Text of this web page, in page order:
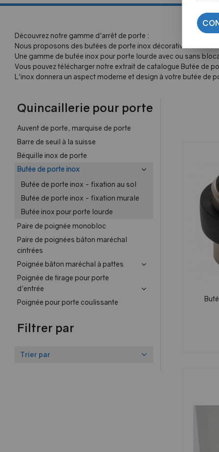
Découvrez notre gamme d'arrêt de porte :
Nous proposons des butées de porte inox décorative avec
Une gamme de butée inox pour porte lourde avec ou sans
Vous pouvez télécharger notre extrait de catalogue Butée de
L'inox donnera un aspect moderne et design à votre butée de
Quincaillerie pour porte
Auvent de porte, marquise de porte
Barre de seuil à la suisse
Béquille inox de porte
Butée de porte inox
Butée de porte inox - fixation au sol
Butée de porte inox - fixation murale
Butée inox pour porte lourde
Paire de poignée monobloc
Paire de poignées bâton maréchal
cintrées
Poignée bâton maréchal à pattes
Poignée de tirage pour porte
d'entrée
Poignée pour porte coulissante
Filtrer par
Trier par